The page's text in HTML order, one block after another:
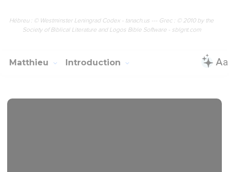
Hébreu : © Westminster Leningrad Codex - tanach.us --- Grec : © 2010 by the
Society of Biblical Literature and Logos Bible Software - sblgnt.com
Matthieu Introduction